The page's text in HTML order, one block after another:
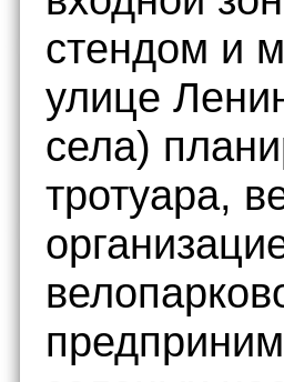
стендом и
улице
села)
тротуара,